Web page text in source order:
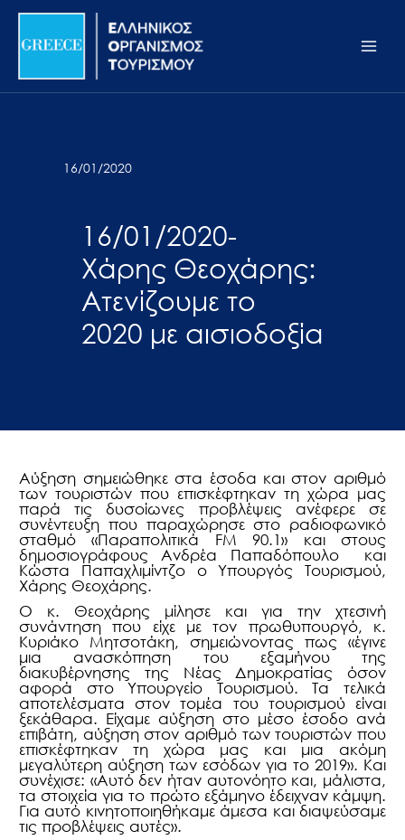
Σημείωση:
ιστότοπος
προσβασιμότητας.
Μετάβαση
περιεχόμενο
16/01/2020
16/01/2020-
Χάρης Θεοχάρης:
Ατενίζουμε το
2020 με αισιοδοξία
Αύξηση σημειώθηκε στα έσοδα και στον αριθμό
των τουριστών που επισκέφτηκαν τη χώρα μας
παρά τις δυσοίωνες προβλέψεις ανέφερε σε
συνέντευξη που παραχώρησε στο ραδιοφωνικό
σταθμό «Παραπολιτικά FM 90.1» και στους
δημοσιογράφους Ανδρέα Παπαδόπουλο και
Κώστα Παπαχλιμίντζο ο Υπουργός Τουρισμού,
Χάρης Θεοχάρης.
Ο κ. Θεοχάρης μίλησε και για την χτεσινή
συνάντηση που είχε με τον πρωθυπουργό, κ.
Κυριάκο Μητσοτάκη, σημειώνοντας πως «έγινε
μια ανασκόπηση του εξαμήνου της
διακυβέρνησης της Νέας Δημοκρατίας όσον
αφορά στο Υπουργείο Τουρισμού. Τα τελικά
αποτελέσματα στον τομέα του τουρισμού είναι
ξεκάθαρα. Είχαμε αύξηση στο μέσο έσοδο ανά
επιβάτη, αύξηση στον αριθμό των τουριστών που
επισκέφτηκαν τη χώρα μας και μια ακόμη
μεγαλύτερη αύξηση των εσόδων για το 2019». Και
συνέχισε: «Αυτό δεν ήταν αυτονόητο και, μάλιστα,
τα στοιχεία για το πρώτο εξάμηνο έδειχναν κάμψη.
Για αυτό κινητοποιηθήκαμε άμεσα και διαψεύσαμε
τις προβλέψεις αυτές».